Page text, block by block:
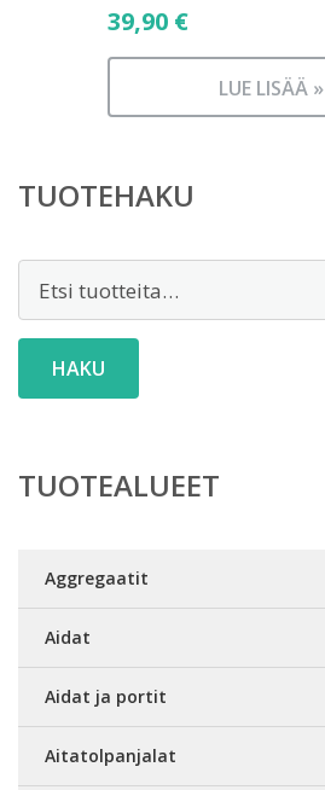
39,90 €
LUE LISÄÄ »
TUOTEHAKU
HAKU
TUOTEALUEET
Aggregaatit
Aidat
Aidat ja portit
Aitatolpanjalat